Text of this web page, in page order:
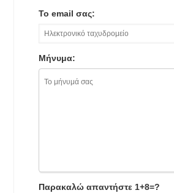
Το email σας:
Μήνυμα:
Παρακαλώ απαντήστε 1+8=?